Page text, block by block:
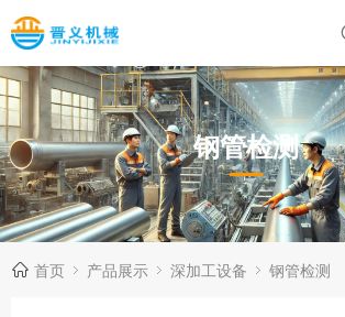
钢管检测
首页 产品展示 深加工设备 钢管检测